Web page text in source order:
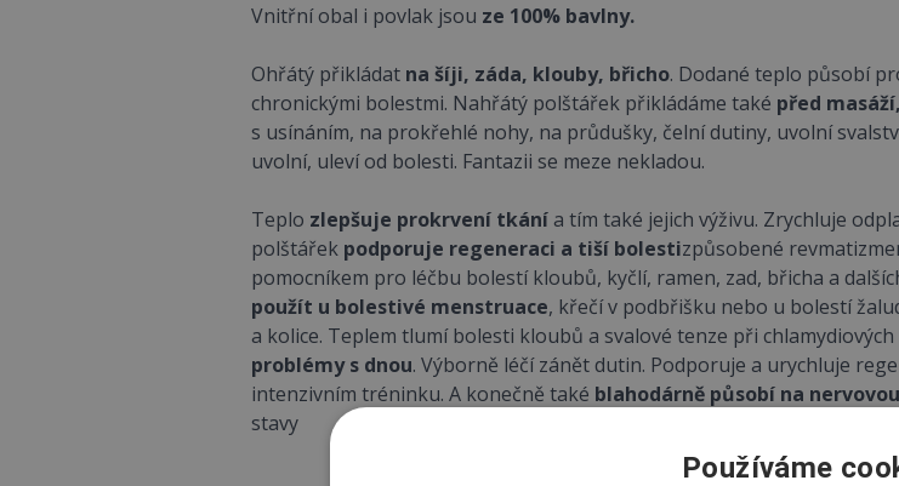
Vnitřní obal i povlak jsou ze 100% bavlny.
Ohřátý přikládat na šíji, záda, klouby, břicho. Dodané teplo působí
chronickými bolestmi. Nahřátý polštářek přikládáme také před masáží,
s usínáním, na prokřehlé nohy, na průdušky, čelní dutiny, uvolní
uvolní, uleví od bolesti. Fantazii se meze nekladou.
Teplo zlepšuje prokrvení tkání a tím také jejich výživu. Zrychluje
polštářek podporuje regeneraci a tiší bolestizpůsobené
pomocníkem pro léčbu bolestí kloubů, kyčlí, ramen, zad, břicha a
použít u bolestivé menstruace, křečí v podbřišku nebo u bolestí
a kolice. Teplem tlumí bolesti kloubů a svalové tenze při chlamydiových
problémy s dnou. Výborně léčí zánět dutin. Podporuje a urychluje
intenzivním tréninku. A konečně také blahodárně působí na
stavy
Používáme